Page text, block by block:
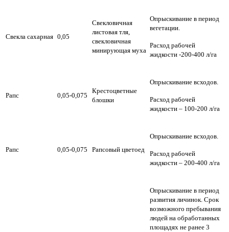
Свекла сахарная 0,05
Свекловичная
листовая тля,
свекловичная
минирующая муха
Опрыскивание в период
вегетации.
Расход рабочей
жидкости -200-400 л/га
Рапс 0,05-0,075
Крестоцветные
блошки
Опрыскивание всходов.
Расход рабочей
жидкости – 100-200 л/га
Рапс 0,05-0,075 Рапсовый цветоед
Опрыскивание всходов.
Расход рабочей
жидкости – 200-400 л/га
Опрыскивание в период
развития личинок. Срок
возможного пребывания
людей на обработанных
площадях не ранее 3